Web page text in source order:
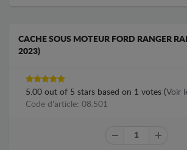
CACHE SOUS MOTEUR FORD RANGER
2023)
5.00 out of 5 stars based on 1 votes (Voir
Code d'article: 08.501